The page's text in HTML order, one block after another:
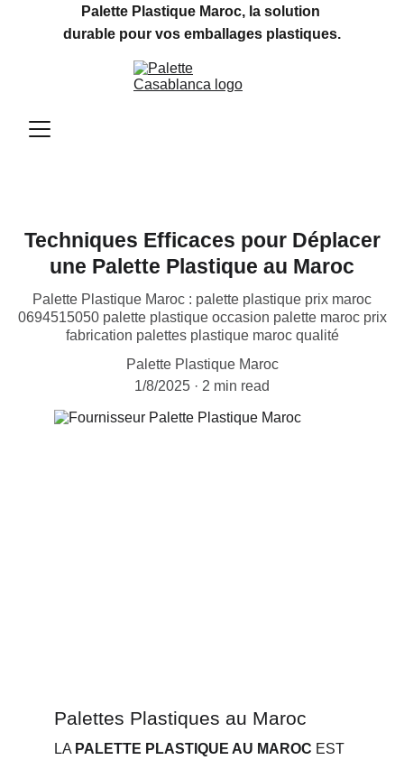
Palette Plastique Maroc, la solution
durable pour vos emballages plastiques.
Techniques Efficaces pour Déplacer
une Palette Plastique au Maroc
Palette Plastique Maroc : palette plastique prix maroc
0694515050 palette plastique occasion palette maroc prix
fabrication palettes plastique maroc qualité
Palette Plastique Maroc
1/8/2025
2 min read
Palettes Plastiques au Maroc
LA PALETTE PLASTIQUE AU MAROC EST